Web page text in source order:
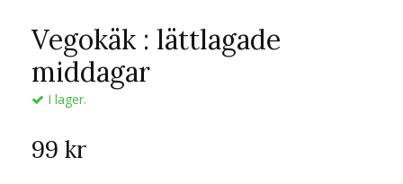
Vegokäk : lättlagade
middagar
I lager.
99 kr